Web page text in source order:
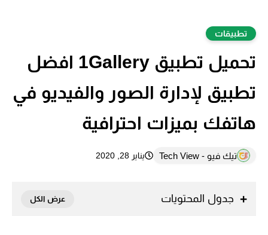
تطبيقات
تحميل تطبيق 1Gallery افضل
تطبيق لإدارة الصور والفيديو في
هاتفك بميزات احترافية
تيك فيو - Tech View يناير 28, 2020
جدول المحتويات